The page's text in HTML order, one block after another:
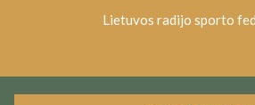
Lietuvos radijo sporto